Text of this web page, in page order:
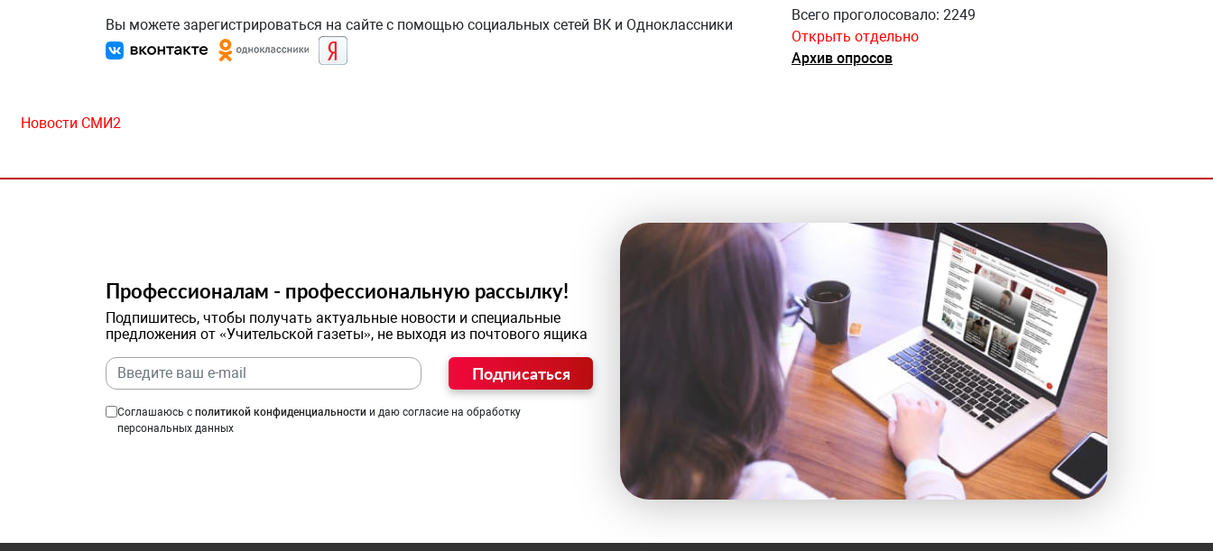
Вы можете зарегистрироваться на сайте с помощью социальных сетей ВК и Одноклассники
Всего проголосовало: 2249
Открыть отдельно
Архив опросов
Новости СМИ2
Профессионалам - профессиональную рассылку!
Подпишитесь, чтобы получать актуальные новости и специальные
предложения от «Учительской газеты», не выходя из почтового ящика
Подписаться
Соглашаюсь с политикой конфиденциальности и даю согласие на обработку
персональных данных